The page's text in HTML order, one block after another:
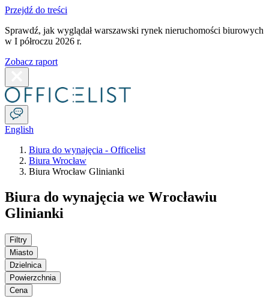
Przejdź do treści
Sprawdź, jak wyglądał warszawski rynek nieruchomości biurowych
w I półroczu 2026 r.
Zobacz raport
English
Biura do wynajęcia - Officelist
Biura Wrocław
Biura Wrocław Glinianki
Biura do wynajęcia we Wrocławiu
Glinianki
Filtry
Miasto
Dzielnica
Powierzchnia
Cena